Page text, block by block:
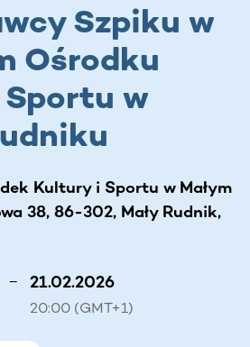
Szpiku w
Ośrodku
w
Kultury i Sportu w Małym
38, 86-302, Mały Rudnik,
– 21.02.2026
20:00 (GMT+1)